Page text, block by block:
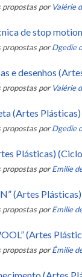
propostas por Valérie
de stop
propostas por Dgedie
e desenhos
propostas por Valérie
(Artes
propostas por Dgedie
Plásticas)
propostas por Emilie
(Artes
propostas por Emilie
(Artes
propostas por Émilie